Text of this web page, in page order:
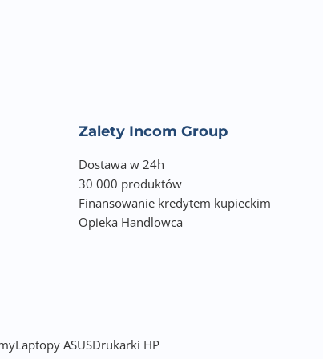
Zalety Incom Group
Dostawa w 24h
30 000 produktów
Finansowanie kredytem kupieckim
Opieka Handlowca
Laptopy ASUSDrukarki HP